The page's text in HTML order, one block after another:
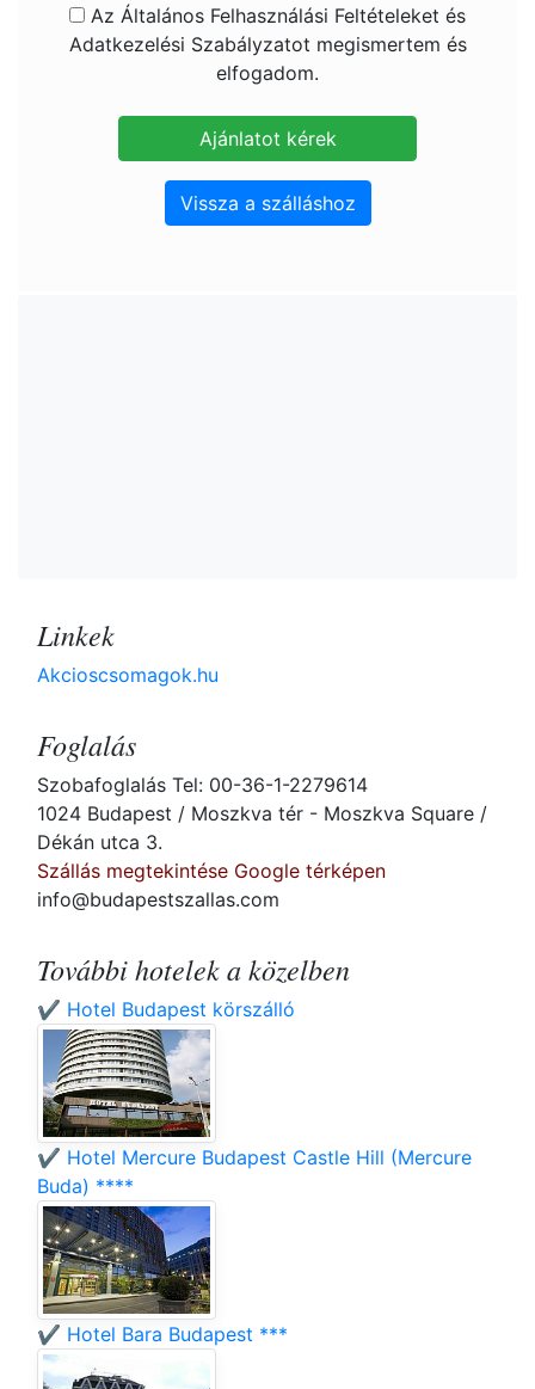
Az Általános Felhasználási Feltételeket és
Adatkezelési Szabályzatot megismertem és
elfogadom.
Vissza a szálláshoz
Linkek
Akcioscsomagok.hu
Foglalás
Szobafoglalás Tel: 00-36-1-2279614
1024 Budapest / Moszkva tér - Moszkva Square /
Dékán utca 3.
Szállás megtekintése Google térképen
info@budapestszallas.com
További hotelek a közelben
✔️ Hotel Budapest körszálló
✔️ Hotel Mercure Budapest Castle Hill (Mercure
Buda) ****
✔️ Hotel Bara Budapest ***